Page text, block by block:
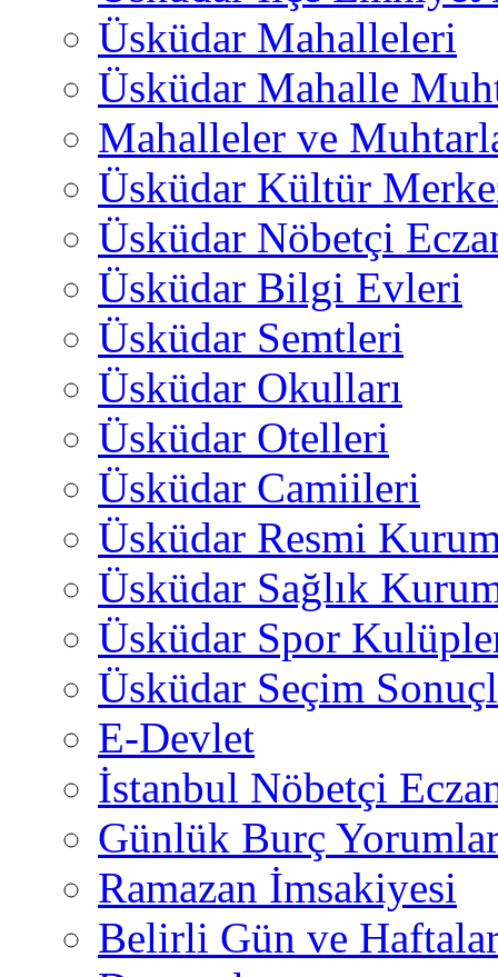
Üsküdar Mahalleleri
Üsküdar Mahalle
Mahalleler ve
Üsküdar Kültür
Üsküdar Nöbetçi
Üsküdar Bilgi Evleri
Üsküdar Semtleri
Üsküdar Okulları
Üsküdar Otelleri
Üsküdar Camiileri
Üsküdar Resmi
Üsküdar Sağlık
Üsküdar Spor
Üsküdar Seçim
E-Devlet
İstanbul Nöbetçi
Günlük Burç
Ramazan İmsakiyesi
Belirli Gün ve